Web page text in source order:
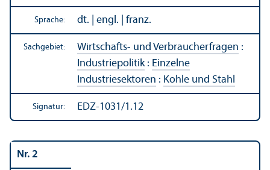
Sprache: dt. | engl. | franz.
Sachgebiet: Wirtschafts- und Verbraucherfragen :
Industriepolitik: Einzelne
Industriesektoren : Kohle und Stahl
Signatur: EDZ-1031/1.12
Nr. 2